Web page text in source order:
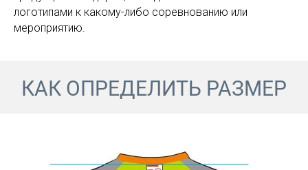
логотипами к какому-либо соревнованию или
мероприятию.
КАК ОПРЕДЕЛИТЬ РАЗМЕР